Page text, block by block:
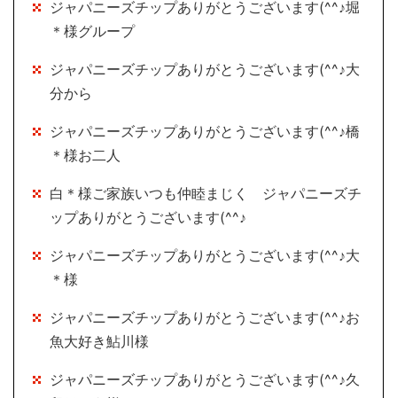
ジャパニーズチップありがとうございます(^^♪堀
＊様グループ
ジャパニーズチップありがとうございます(^^♪大
分から
ジャパニーズチップありがとうございます(^^♪橋
＊様お二人
白＊様ご家族いつも仲睦まじく ジャパニーズチ
ップありがとうございます(^^♪
ジャパニーズチップありがとうございます(^^♪大
＊様
ジャパニーズチップありがとうございます(^^♪お
魚大好き鮎川様
ジャパニーズチップありがとうございます(^^♪久